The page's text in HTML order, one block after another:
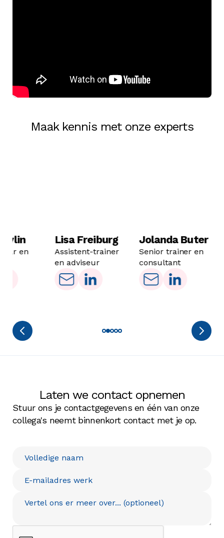
Maak kennis met onze experts
en
Lisa Freiburg
Assistent-trainer
en adviseur
Jolanda Buter
Senior trainer en
consultant
Laten we contact opnemen
Stuur ons je contactgegevens en één van onze
collega's neemt binnenkort contact met je op.